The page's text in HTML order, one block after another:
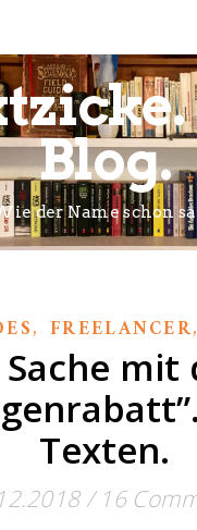
Blog.
der Name schon
, FREELANCER,
Sache mit
Texten.
/ 16